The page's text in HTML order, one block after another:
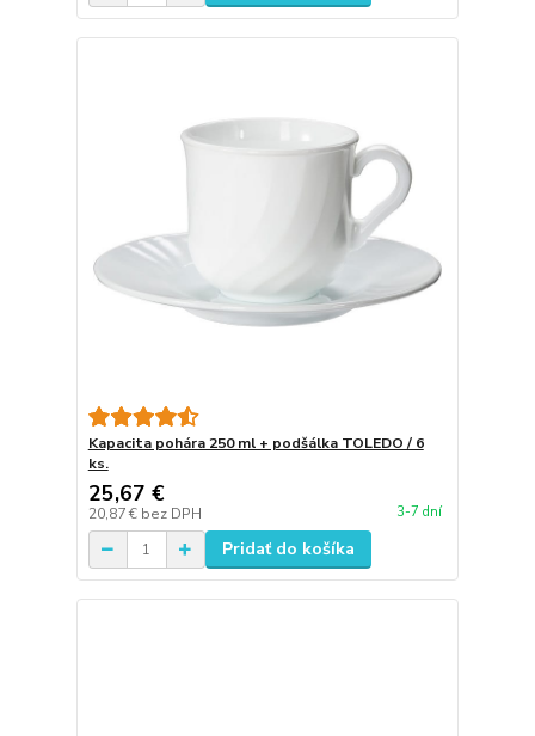
Kapacita pohára 250 ml + podšálka TOLEDO / 6
ks.
25,67 €
20,87 € bez DPH 3-7 dní
Pridať do košíka